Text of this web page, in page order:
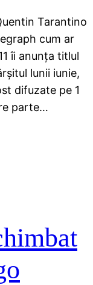
Tarantino
cum ar
îi anunța titlul
lunii iunie,
difuzate pe 1
parte…